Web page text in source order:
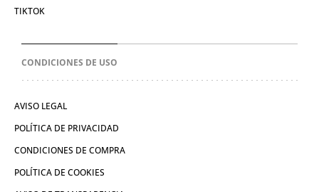
TIKTOK
CONDICIONES DE USO
AVISO LEGAL
POLÍTICA DE PRIVACIDAD
CONDICIONES DE COMPRA
POLÍTICA DE COOKIES